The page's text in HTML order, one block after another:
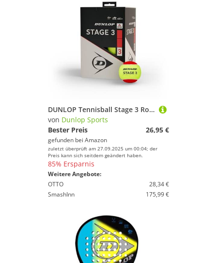
DUNLOP Tennisball Stage 3 Rot - für Kinder & Anfänger auf dem Kleinfeld (12 Bälle)
von Dunlop Sports
Bester Preis
26,95 €
gefunden bei Amazon
zuletzt überprüft am 27.09.2025 um 00:04; der
Preis kann sich seitdem geändert haben.
85% Ersparnis
Weitere Angebote:
OTTO
28,34 €
SmashInn
175,99 €